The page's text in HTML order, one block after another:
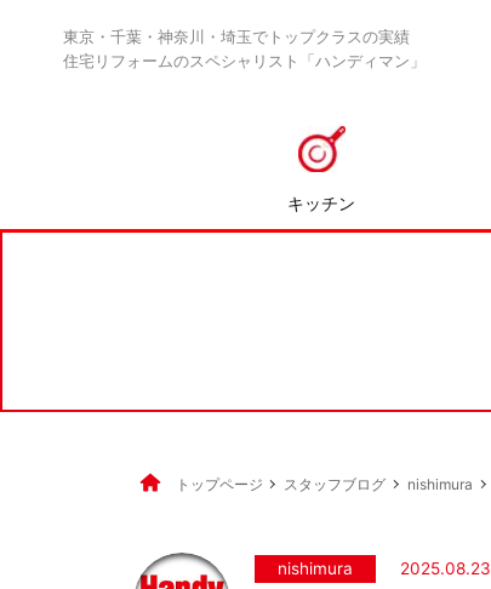
東京・千葉・神奈川・埼玉でトップクラスの実績
住宅リフォームのスペシャリスト「ハンディマン」
キッチン
トップページ スタッフブログ nishimura
nishimura 2025.08.23